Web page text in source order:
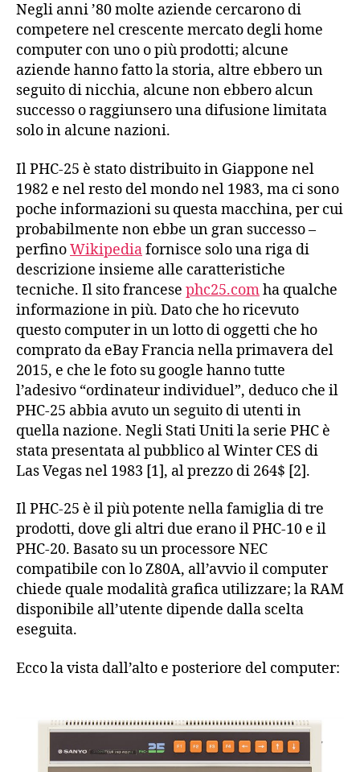
Negli anni ’80 molte aziende cercarono di
competere nel crescente mercato degli home
computer con uno o più prodotti; alcune
aziende hanno fatto la storia, altre ebbero un
seguito di nicchia, alcune non ebbero alcun
successo o raggiunsero una difusione limitata
solo in alcune nazioni.
Il PHC-25 è stato distribuito in Giappone nel
1982 e nel resto del mondo nel 1983, ma ci sono
poche informazioni su questa macchina, per cui
probabilmente non ebbe un gran successo –
perfinoWikipediafornisce solo una riga di
descrizione insieme alle caratteristiche
tecniche. Il sito francese phc25.comha qualche
informazione in più. Dato che ho ricevuto
questo computer in un lotto di oggetti che ho
comprato da eBay Francia nella primavera del
2015, e che le foto su google hanno tutte
l’adesivo “ordinateur individuel”, deduco che il
PHC-25 abbia avuto un seguito di utenti in
quella nazione. Negli Stati Uniti la serie PHC è
stata presentata al pubblico al Winter CES di
Las Vegas nel 1983 [1], al prezzo di 264$ [2].
Il PHC-25 è il più potente nella famiglia di tre
prodotti, dove gli altri due erano il PHC-10 e il
PHC-20. Basato su un processore NEC
compatibile con lo Z80A, all’avvio il computer
chiede quale modalità grafica utilizzare; la RAM
disponibile all’utente dipende dalla scelta
eseguita.
Ecco la vista dall’alto e posteriore del computer: